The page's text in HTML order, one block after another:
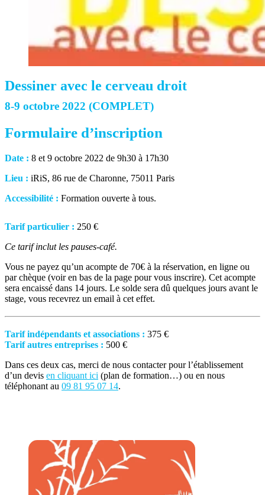
Dessiner avec le cerveau droit
8-9 octobre 2022 (COMPLET)
Formulaire d’inscription
Date : 8 et 9 octobre 2022 de 9h30 à 17h30
Lieu : iRiS, 86 rue de Charonne, 75011 Paris
Accessibilité : Formation ouverte à tous.
Tarif particulier : 250 €
Ce tarif inclut les pauses-café.
Vous ne payez qu’un acompte de 70€ à la réservation, en ligne ou
par chèque (voir en bas de la page pour vous inscrire). Cet acompte
sera encaissé dans 14 jours. Le solde sera dû quelques jours avant le
stage, vous recevrez un email à cet effet.
Tarif indépendants et associations : 375 €
Tarif autres entreprises : 500 €
Dans ces deux cas, merci de nous contacter pour l’établissement
d’un devis en cliquant ici (plan de formation…) ou en nous
téléphonant au 09 81 95 07 14.